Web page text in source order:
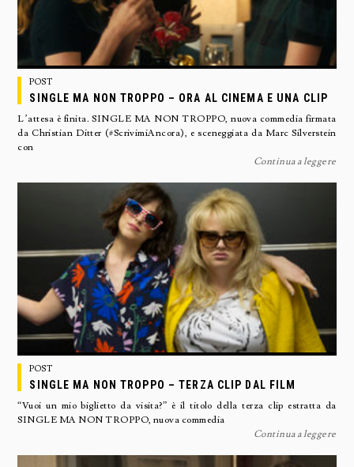
POST
SINGLE MA NON TROPPO – ORA AL CINEMA E UNA CLIP
L’attesa è finita. SINGLE MA NON TROPPO, nuova commedia firmata
da Christian Ditter (#ScrivimiAncora), e sceneggiata da Marc Silverstein
con
Continua a leggere
POST
SINGLE MA NON TROPPO – TERZA CLIP DAL FILM
“Vuoi un mio biglietto da visita?” è il titolo della terza clip estratta da
SINGLE MA NON TROPPO, nuova commedia
Continua a leggere